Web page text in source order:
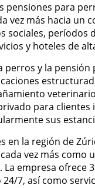
pensiones para
vez más hacia
sociales, períodos
y hoteles de
perros y la
para
sus
en la región de
vez más
empresa ofrece
7, así como